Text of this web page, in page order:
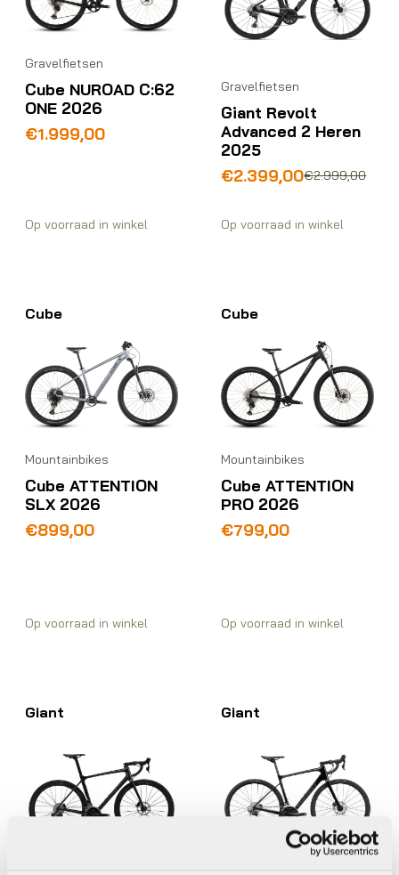
Gravelfietsen
Cube NUROAD C:62
ONE 2026
€1.999,00
Op voorraad in winkel
Gravelfietsen
Giant Revolt
Advanced 2 Heren
2025
€2.999,00
Oorspronkelijke
€2.999,00.
€2.399,00
Huidige
€2.399,00.
Op voorraad in winkel
Cube
Mountainbikes
Cube ATTENTION
SLX 2026
€899,00
Op voorraad in winkel
Cube
Mountainbikes
Cube ATTENTION
PRO 2026
€799,00
Op voorraad in winkel
Giant Giant